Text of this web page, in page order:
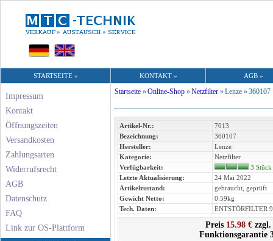
STARTSEITE » KONTAKT » AGB »
Impressum
Kontakt
Öffnungszeiten
Versandkosten
Zahlungsarten
Widerrufsrecht
AGB
Datenschutz
FAQ
Link zur OS-Plattform
Startseite »Online-Shop »Netzfilter »Lenze »360107
Artikel-Nr.:
7013
Bezeichnung:
360107
Hersteller:
Lenze
Kategorie:
Netzfilter
Verfügbarkeit:
3
Letzte Aktualisierung:
24 Mai 2022
Artikelzustand:
gebraucht, geprüft
Gewicht Netto:
0.59kg
Tech. Daten:
ENTSTÖRFILTER
Preis 15.98 €zzgl.
Funktionsgarantie